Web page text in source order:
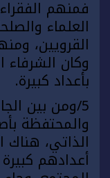
فمنهم
العلماء
القرويين،
وكان الشرفاء
بأعداد كبيرة.
5/ومن بين
والمحتفظة
الذاتي، هناك
أعدادهم